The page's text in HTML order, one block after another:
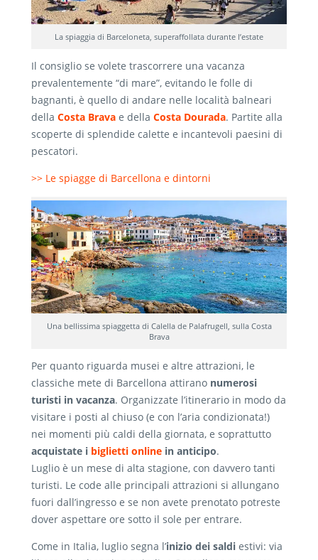
La spiaggia di Barceloneta, superaffollata durante l’estate
Il consiglio se volete trascorrere una vacanza
prevalentemente “di mare”, evitando le folle di
bagnanti, è quello di andare nelle località balneari
della Costa Brava e della Costa Dourada. Partite alla
scoperte di splendide calette e incantevoli paesini di
pescatori.
>> Le spiagge di Barcellona e dintorni
Una bellissima spiaggetta di Calella de Palafrugell, sulla Costa
Brava
Per quanto riguarda musei e altre attrazioni, le
classiche mete di Barcellona attirano numerosi
turisti in vacanza. Organizzate l’itinerario in modo da
visitare i posti al chiuso (e con l’aria condizionata!)
nei momenti più caldi della giornata, e soprattutto
acquistate i biglietti online in anticipo.
Luglio è un mese di alta stagione, con davvero tanti
turisti. Le code alle principali attrazioni si allungano
fuori dall’ingresso e se non avete prenotato potreste
dover aspettare ore sotto il sole per entrare.
Come in Italia, luglio segna l’inizio dei saldi estivi: via